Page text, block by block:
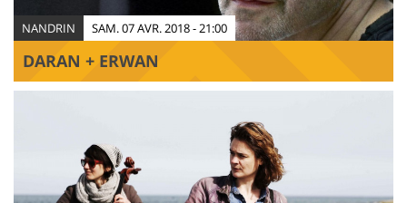
NANDRIN SAM. 07 AVR. 2018 - 21:00
DARAN + ERWAN